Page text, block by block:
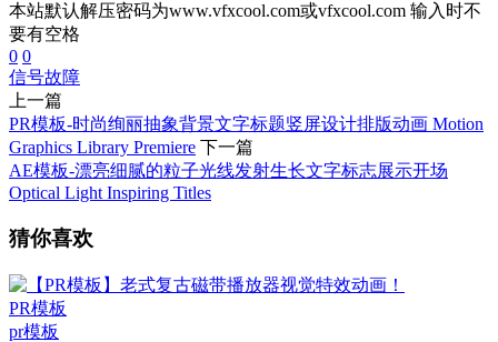
本站默认解压密码为www.vfxcool.com或vfxcool.com 输入时不
要有空格
0 0
信号故障
上一篇
PR模板-时尚绚丽抽象背景文字标题竖屏设计排版动画 Motion
Graphics Library Premiere 下一篇
AE模板-漂亮细腻的粒子光线发射生长文字标志展示开场
Optical Light Inspiring Titles
猜你喜欢
PR模板
pr模板